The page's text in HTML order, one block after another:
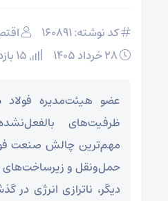
کد نوشته: 160891
عضو هیئت‌مدیره فولاد
ظرفیت‌های
مهم‌ترین چالش صنعت
حمل‌ونقل و
دیگر، ناترازی انرژی